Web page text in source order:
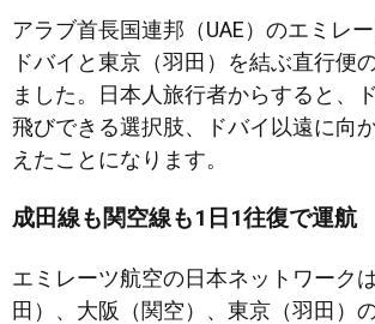
アラブ首長国連邦（UAE）のエミレー
ドバイと東京（羽田）を結ぶ直行便
ました。日本人旅行者からすると、
飛びできる選択肢、ドバイ以遠に向
えたことになります。
成田線も関空線も1日1往復で運航
エミレーツ航空の日本ネットワーク
田）、大阪（関空）、東京（羽田）